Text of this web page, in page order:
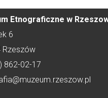
Etnograficzne w
6
Rzeszów
862-02-17